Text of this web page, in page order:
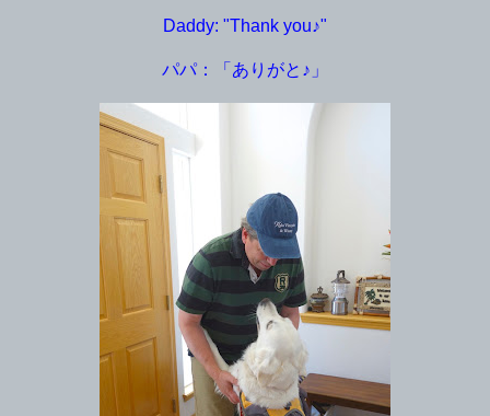
Daddy: "Thank you♪"
パパ：「ありがと♪」